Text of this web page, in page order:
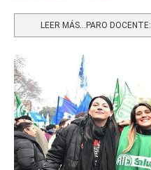
LEER MÁS…PARO